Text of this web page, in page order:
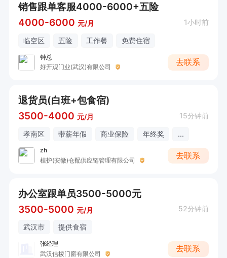
销售跟单客服4000-6000+五险
4000-6000 元/月 1小时前
临空区 五险 工作餐 免费住宿
钟总
好开观门业(武汉)有限公司
去联系
退货员(白班+包食宿)
3500-4000 元/月 15分钟前
孝南区 带薪年假 商业保险 年终奖 ...
zh
植护(安徽)仓配供应链管理有限公司
去联系
办公室跟单员3500-5000元
3500-5000 元/月 52分钟前
武汉市 提供食宿
张经理
武汉信棱门窗有限公司
去联系